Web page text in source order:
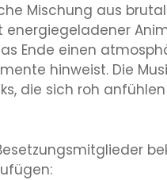
Mischung aus
energiegeladener
Ende einen
hinweist. Die
die sich roh